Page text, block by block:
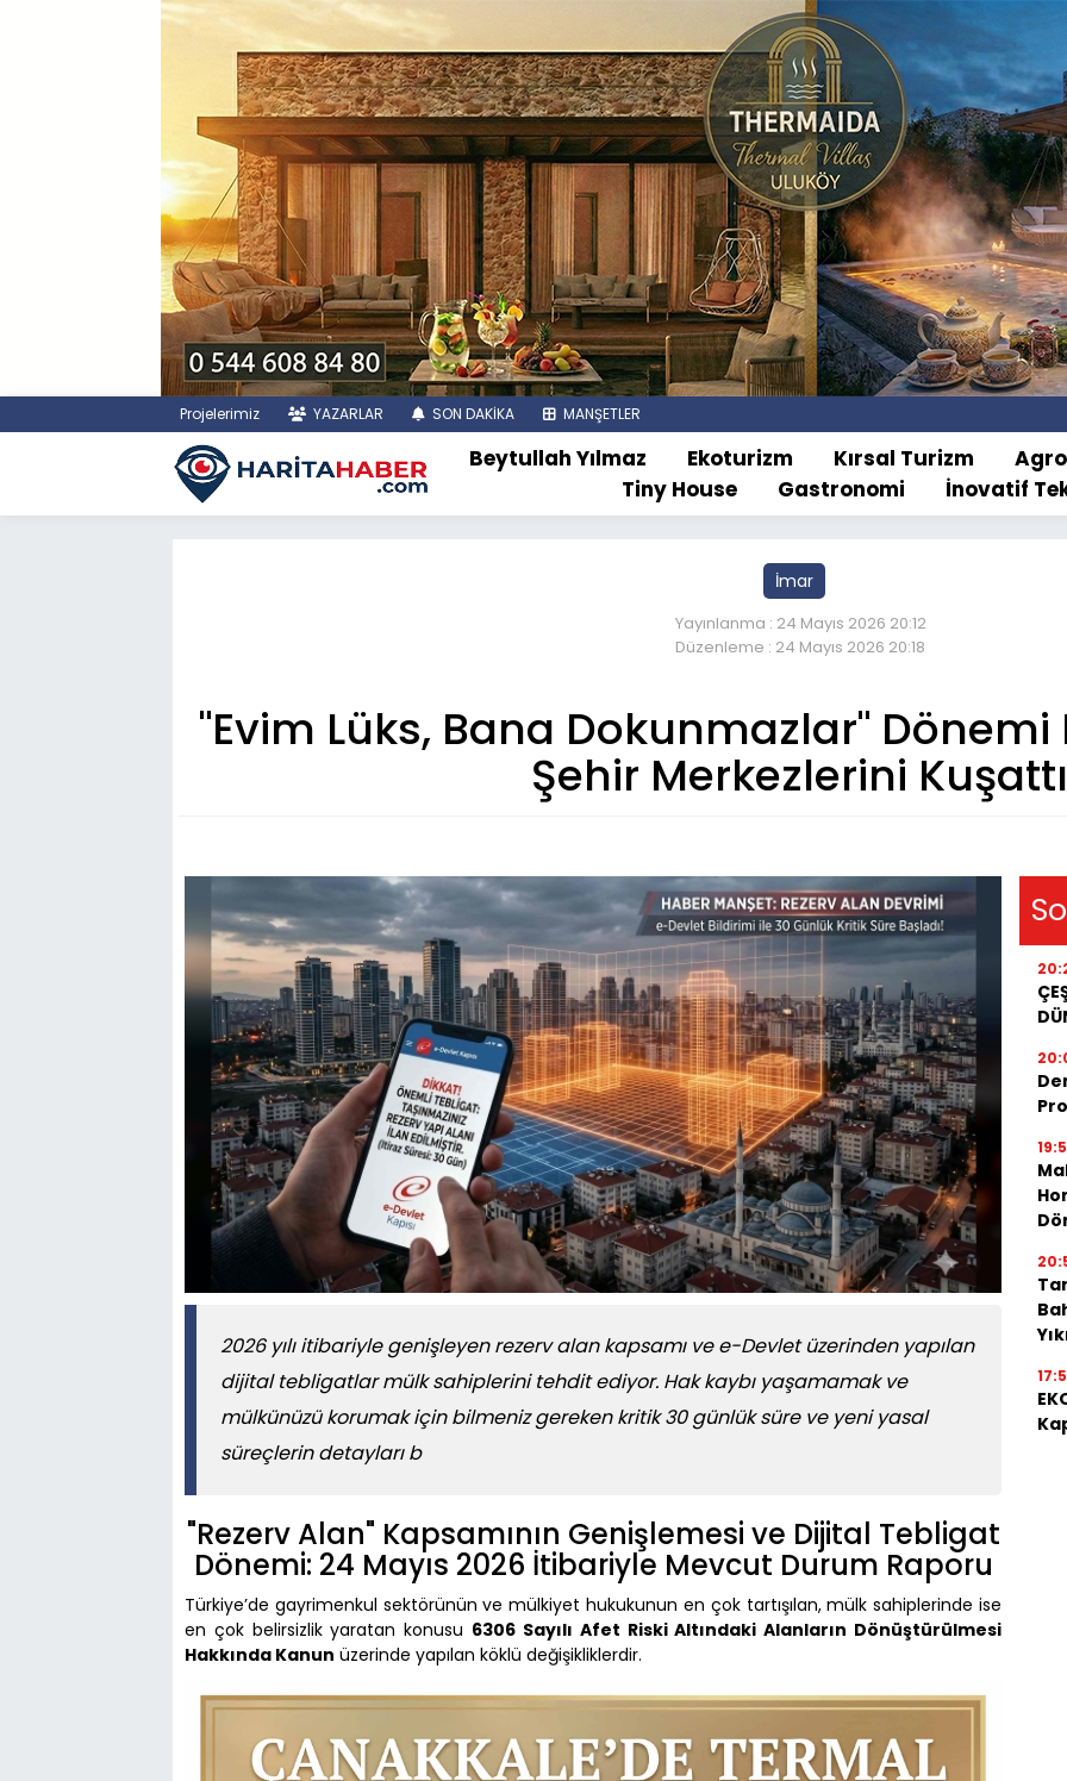
Projelerimiz YAZARLAR SON DAKİKA MANŞETLER
Beytullah Yılmaz Ekoturizm Kırsal Turizm Agro
Tiny House
Gastronomi İnovatif
İmar
Yayınlanma : 24 Mayıs 2026 20:12
Düzenleme : 24 Mayıs 2026 20:18
"Evim Lüks, Bana Dokunmazlar" Dönemi
Şehir Merkezlerini
2026 yılı itibariyle genişleyen rezerv alan kapsamı ve e-Devlet üzerinden yapılan
dijital tebligatlar mülk sahiplerini tehdit ediyor. Hak kaybı yaşamamak ve
mülkünüzü korumak için bilmeniz gereken kritik 30 günlük süre ve yeni yasal
süreçlerin detayları b
"Rezerv Alan" Kapsamının Genişlemesi ve Dijital Tebligat
Dönemi: 24 Mayıs 2026 İtibariyle Mevcut Durum Raporu
Türkiye’de gayrimenkul sektörünün ve mülkiyet hukukunun en çok tartışılan, mülk sahiplerinde ise
en çok belirsizlik yaratan konusu 6306 Sayılı Afet Riski Altındaki Alanların Dönüştürülmesi
Hakkında Kanun üzerinde yapılan köklü değişikliklerdir.